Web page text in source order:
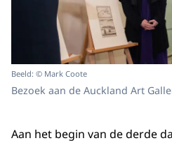
Beeld: © Mark Coote
Bezoek aan de Auckland Art
Aan het begin van de derde